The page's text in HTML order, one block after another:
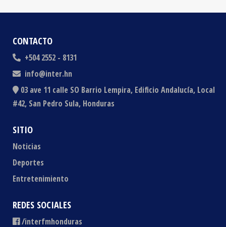
CONTACTO
+504 2552 - 8131
info@inter.hn
03 ave 11 calle SO Barrio Lempira, Edificio Andalucía, Local
#42, San Pedro Sula, Honduras
SITIO
Noticias
Deportes
Entretenimiento
REDES SOCIALES
/interfmhonduras